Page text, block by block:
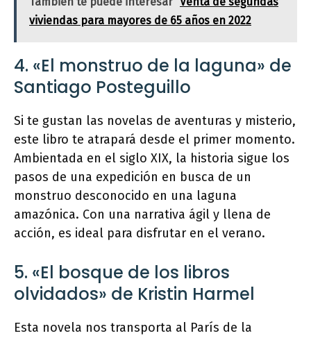
viviendas para mayores de 65 años en 2022
4. «El monstruo de la laguna» de
Santiago Posteguillo
Si te gustan las novelas de aventuras y misterio,
este libro te atrapará desde el primer momento.
Ambientada en el siglo XIX, la historia sigue los
pasos de una expedición en busca de un
monstruo desconocido en una laguna
amazónica. Con una narrativa ágil y llena de
acción, es ideal para disfrutar en el verano.
5. «El bosque de los libros
olvidados» de Kristin Harmel
Esta novela nos transporta al París de la